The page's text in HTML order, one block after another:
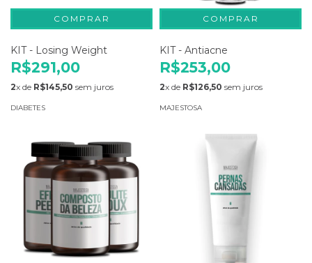
KIT - Losing Weight
R$291,00
2x de R$145,50 sem juros
DIABETES
KIT - Antiacne
R$253,00
2x de R$126,50 sem juros
MAJESTOSA